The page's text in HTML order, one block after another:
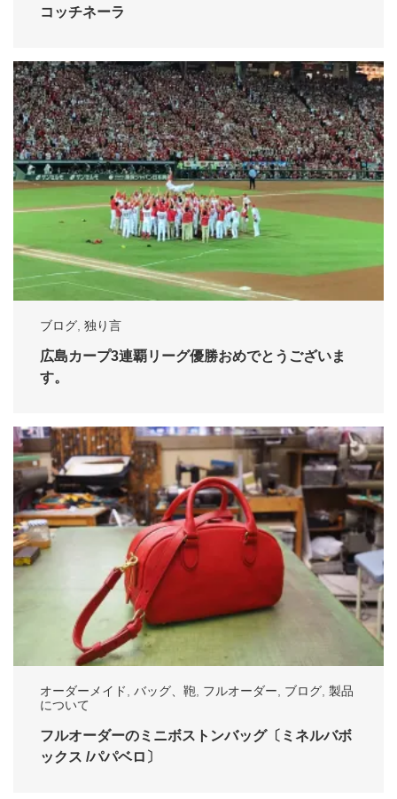
コッチネーラ
ブログ 独り言
広島カープ3連覇リーグ優勝おめでとうございま
す。
オーダーメイド バッグ、鞄 フルオーダー ブログ 製品
について
フルオーダーのミニボストンバッグ〔ミネルバボ
ックス /パパベロ〕